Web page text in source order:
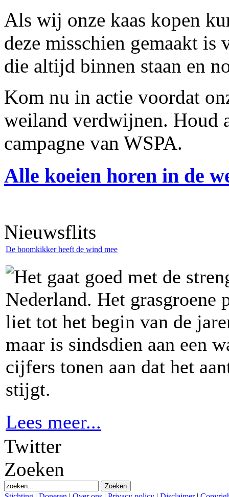
Als wij onze kaas kopen
deze misschien gemaakt
die altijd binnen staan en
Kom nu in actie voordat
weiland verdwijnen. Houd
campagne van WSPA.
Alle koeien horen in de
Nieuwsflits
De boomkikker heeft de wind mee
Het gaat goed met de
Nederland. Het grasgroene
liet tot het begin van de
maar is sindsdien aan een
cijfers tonen aan dat het
stijgt.
Lees meer...
Twitter
Zoeken